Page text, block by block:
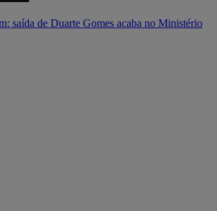
saída de Duarte Gomes acaba no Ministério